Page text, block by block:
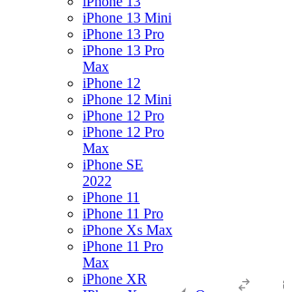
iPhone 13 Mini
iPhone 13 Pro
iPhone 13 Pro
Max
iPhone 12
iPhone 12 Mini
iPhone 12 Pro
iPhone 12 Pro
Max
iPhone SE
2022
iPhone 11
iPhone 11 Pro
iPhone Xs Max
iPhone 11 Pro
Max
iPhone XR